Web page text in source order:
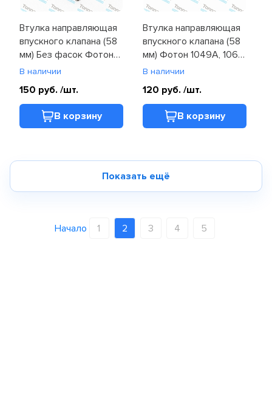
Втулка направляющая
впускного клапана (58
мм) Без фасок Фотон
1041, 1049A, 1069, 1093
В наличии
150 руб. /шт.
В корзину
Втулка направляющая
впускного клапана (58
мм) Фотон 1049A, 1069,
1099, 1138 (T3343F041)
В наличии
120 руб. /шт.
В корзину
Показать ещё
Начало 1 2 3 4 5